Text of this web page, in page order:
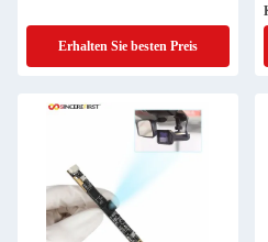
Erhalten Sie besten Preis